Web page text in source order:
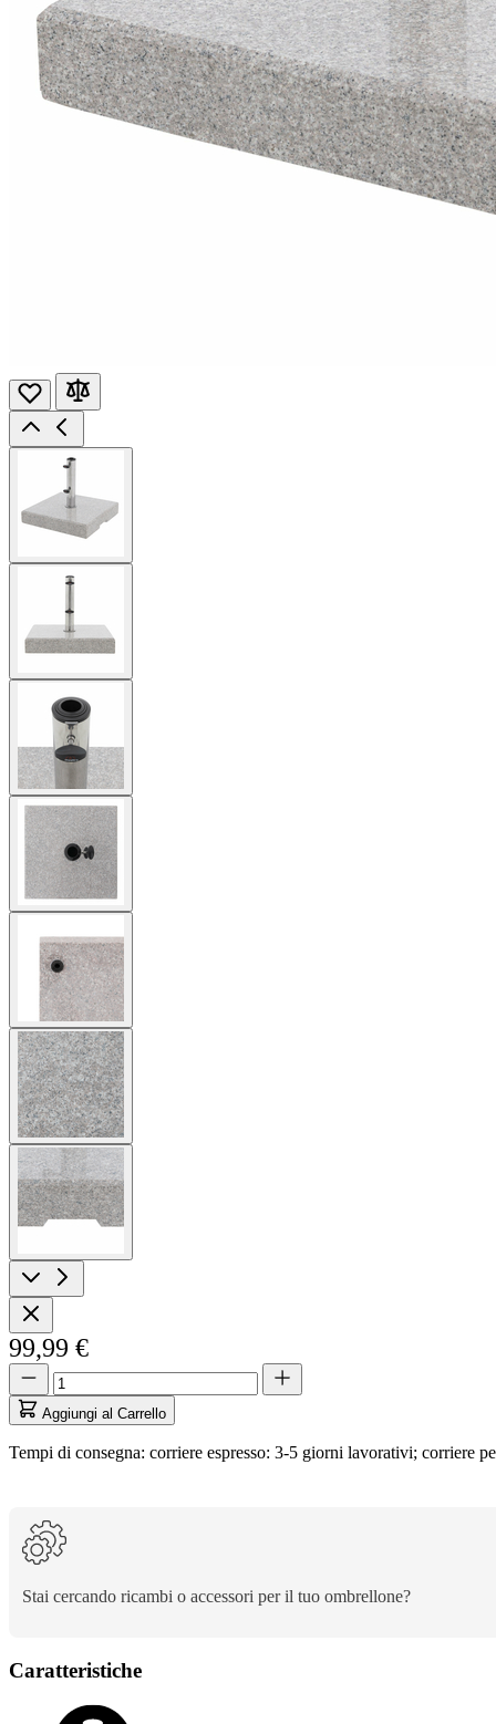
image
larger
image
View
larger
image
larger
image
View
larger
image
View
larger
image
99,99 €
Quantità
aggiornata
1
Quantità
Aggiungi al Carrello
Tempi di consegna: corriere espresso: 3-5 giorni lavorativi; corriere
Stai cercando ricambi o accessori per il tuo ombrellone?
Caratteristiche